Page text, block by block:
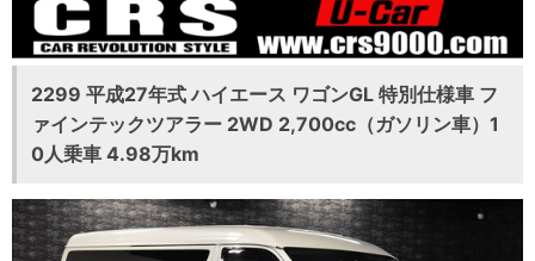
2299 平成27年式 ハイエース ワゴンGL 特別仕様車 フ
ァインテックツアラー 2WD 2,700cc（ガソリン車）1
0人乗車 4.98万km